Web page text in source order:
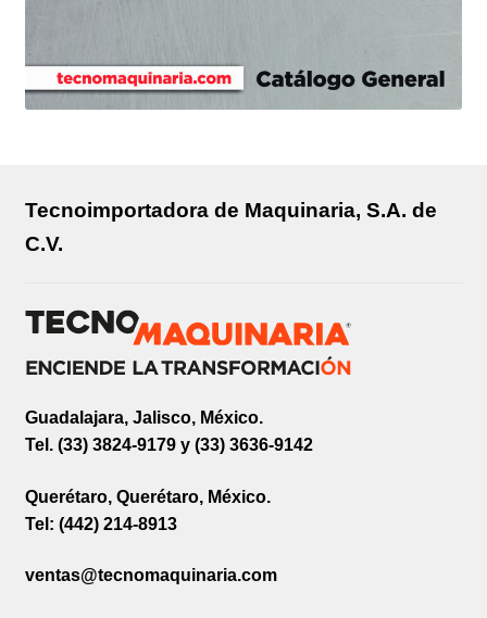
Tecnoimportadora de Maquinaria, S.A. de
C.V.
Guadalajara, Jalisco, México.
Tel. (33) 3824-9179 y (33) 3636-9142
Querétaro, Querétaro, México.
Tel: (442) 214-8913
ventas@tecnomaquinaria.com